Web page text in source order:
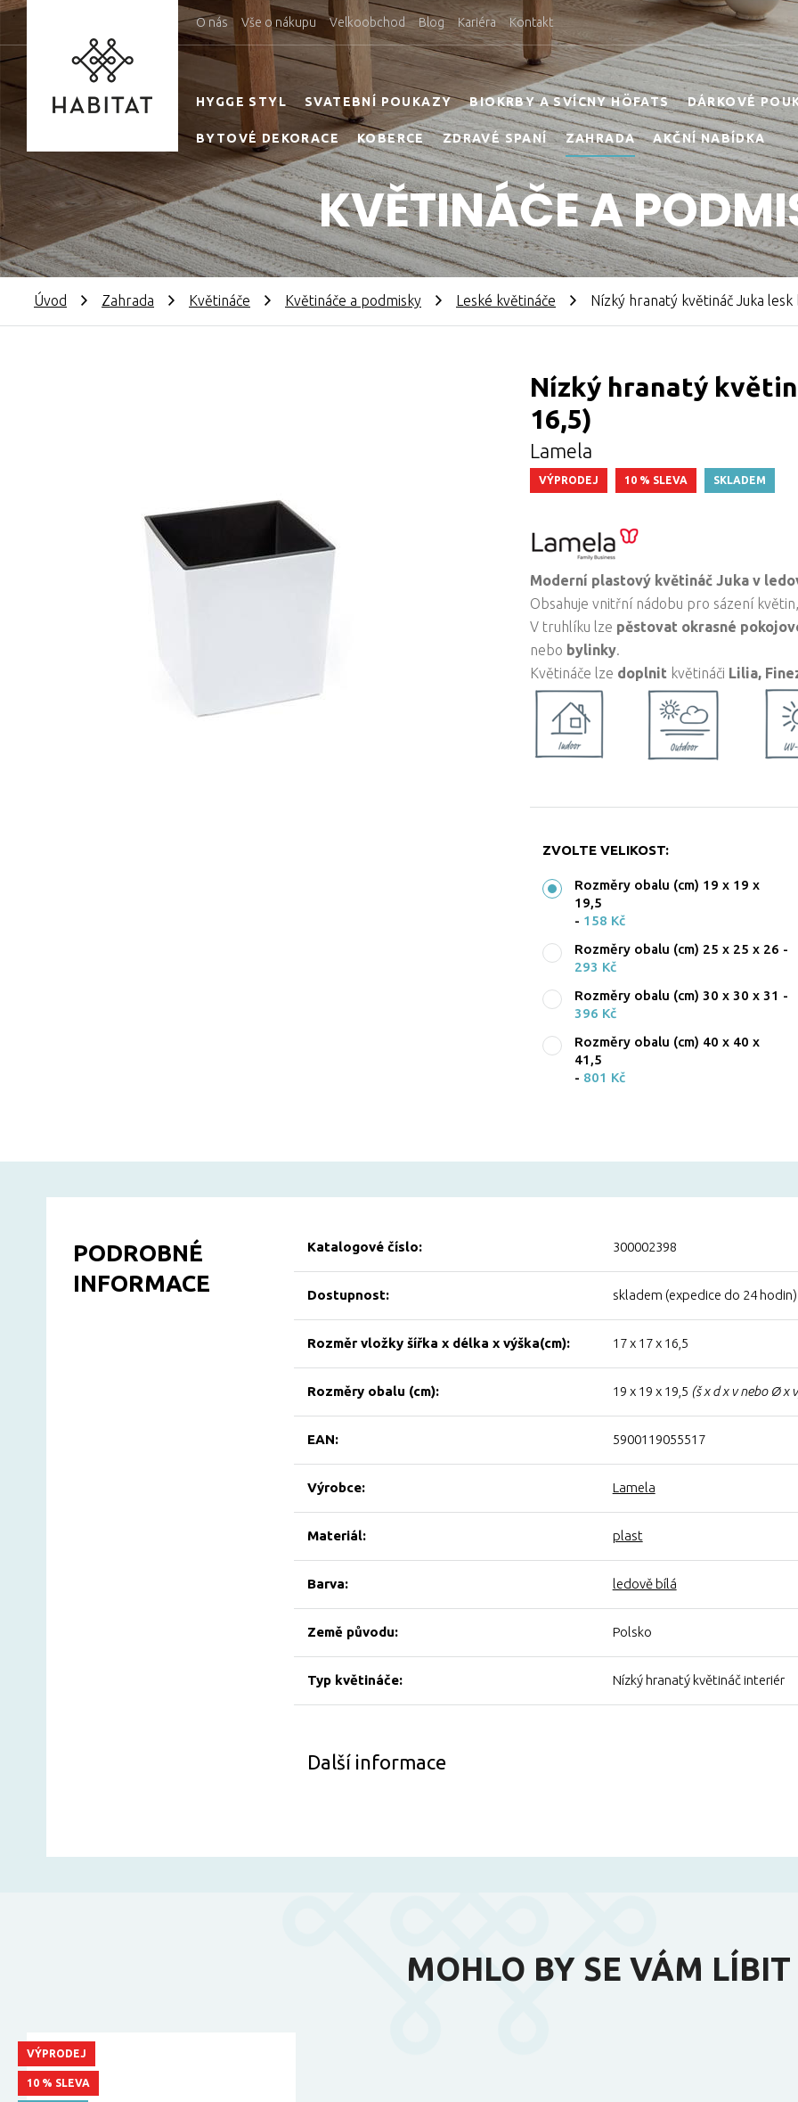
O nás Vše o nákupu Velkoobchod Blog Kariéra Kontakt
HYGGE STYL SVATEBNÍ POUKAZY BIOKRBY A SVÍCNY HÖFATS DÁRKOVÉ
BYTOVÉ DEKORACE KOBERCE ZDRAVÉ SPANÍ ZAHRADA AKČNÍ NABÍDKA
KVĚTINÁČE A
Úvod Zahrada Květináče Květináče a podmisky Leské květináče Nízký hranatý květináč Juka
Nízký hranatý
16,5)
Lamela
VÝPRODEJ 10 % SLEVA SKLADEM
Moderní plastový květináč Juka v
Obsahuje vnitřní nádobu pro sázení
V truhlíku lze pěstovat okrasné
nebo bylinky.
Květináče lze doplnit květináči Lilia,
ZVOLTE VELIKOST:
Rozměry obalu (cm) 19 x 19 x
19,5
- 158 Kč
Rozměry obalu (cm) 25 x 25 x 26 -
293 Kč
Rozměry obalu (cm) 30 x 30 x 31 -
396 Kč
Rozměry obalu (cm) 40 x 40 x
41,5
- 801 Kč
PODROBNÉ
INFORMACE
Katalogové číslo: 300002398
Dostupnost: skladem (expedice do 24 hodin)
Rozměr vložky šířka x délka x výška(cm): 17 x 17 x 16,5
Rozměry obalu (cm): 19 x 19 x 19,5 (š x d x v nebo Ø x
EAN: 5900119055517
Výrobce: Lamela
Materiál: plast
Barva: ledově bílá
Země původu: Polsko
Typ květináče: Nízký hranatý květináč interiér
Další informace
MOHLO BY SE VÁM LÍBIT
VÝPRODEJ
10 % SLEVA